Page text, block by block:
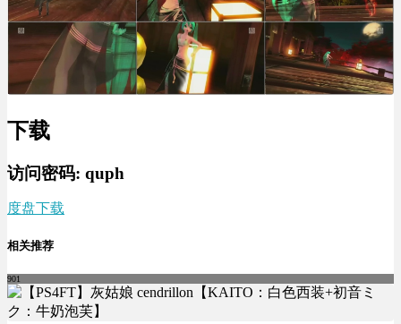
下载
访问密码: quph
度盘下载
相关推荐
901